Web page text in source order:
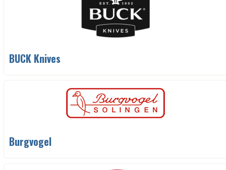
BUCK Knives
Burgvogel